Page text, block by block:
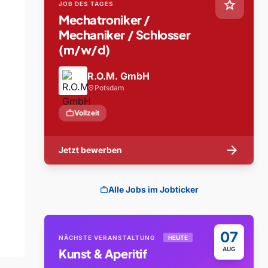
star
JOB DES TAGES
Mechatroniker /
Mechaniker / Schlosser
(m/w/d)
R.O.M. GmbH
location_on Potsdam
workVollzeit
Jetzt bewerben arrow_forward
workAlle Jobs im Jobticker
07
AUG
NÄCHSTE VERANSTALTUNG HEUTE
Kunst & Aperitif